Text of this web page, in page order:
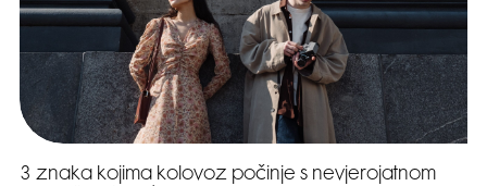
3 znaka kojima kolovoz počinje s nevjerojatnom